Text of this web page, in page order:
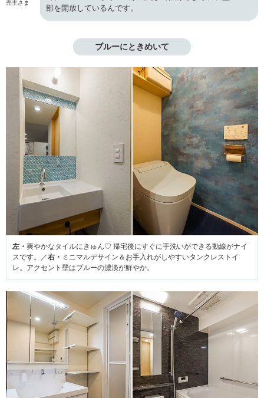
売主さま
部を開放しているんです。
ブルーにときめいて
左・ 爽やかなタイルにきゅん♡ 帰宅後にすぐに手洗いができる動線がナイ
スです。／右・ ミニマルデサイン＆お手入れがしやすいタンクレストイ
レ。アクセント壁はブルーの濃淡が鮮やか。